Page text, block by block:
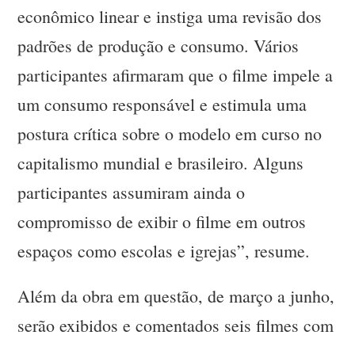
econômico linear e instiga uma revisão dos
padrões de produção e consumo. Vários
participantes afirmaram que o filme impele a
um consumo responsável e estimula uma
postura crítica sobre o modelo em curso no
capitalismo mundial e brasileiro. Alguns
participantes assumiram ainda o
compromisso de exibir o filme em outros
espaços como escolas e igrejas”, resume.
Além da obra em questão, de março a junho,
serão exibidos e comentados seis filmes com